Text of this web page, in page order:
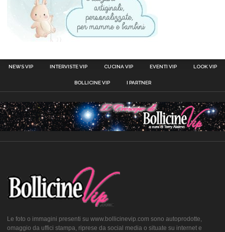
NEWS VIP INTERVISTE VIP CUCINA VIP EVENTI VIP LOOK VIP
BOLLICINE VIP I PARTNER
Le foto o immagini presenti su www.bollicinevip.com sono autoprodotte,
omaggio da uffici stampa, riprese da social media o situate su internet e